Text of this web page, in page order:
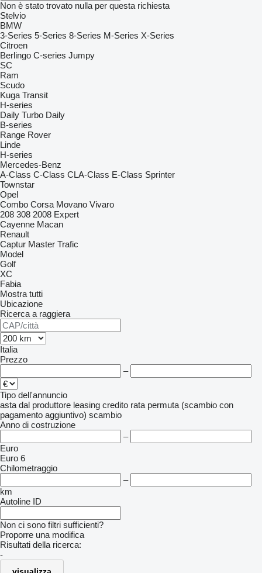
Non è stato trovato nulla per questa richiesta
Stelvio
BMW
3-Series 5-Series 8-Series M-Series X-Series
Citroen
Berlingo C-series Jumpy
SC
Ram
Scudo
Kuga Transit
H-series
Daily Turbo Daily
B-series
Range Rover
Linde
H-series
Mercedes-Benz
A-Class C-Class CLA-Class E-Class Sprinter
Townstar
Opel
Combo Corsa Movano Vivaro
208 308 2008 Expert
Cayenne Macan
Renault
Captur Master Trafic
Model
Golf
XC
Fabia
Mostra tutti
Ubicazione
Ricerca a raggiera
Italia
Prezzo
–
Tipo dell'annuncio
asta dal produttore leasing credito rata permuta (scambio con
pagamento aggiuntivo) scambio
Anno di costruzione
–
Euro
Euro 6
Chilometraggio
–
km
Autoline ID
Non ci sono filtri sufficienti?
Proporre una modifica
Risultati della ricerca:
-